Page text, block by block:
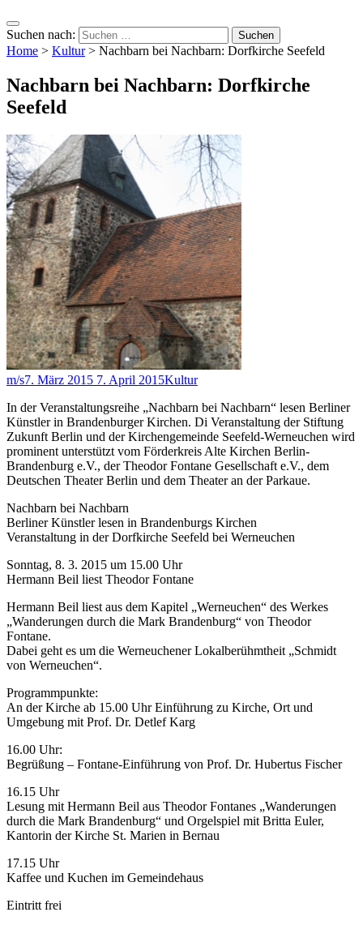
Suchen nach:
Home > Kultur> Nachbarn bei Nachbarn: Dorfkirche Seefeld
Nachbarn bei Nachbarn: Dorfkirche
Seefeld
m/s7. März 2015 7. April 2015Kultur
In der Veranstaltungsreihe „Nachbarn bei Nachbarn“ lesen Berliner
Künstler in Brandenburger Kirchen. Di Veranstaltung der Stiftung
Zukunft Berlin und der Kirchengemeinde Seefeld-Werneuchen wird
prominent unterstützt vom Förderkreis Alte Kirchen Berlin-
Brandenburg e.V., der Theodor Fontane Gesellschaft e.V., dem
Deutschen Theater Berlin und dem Theater an der Parkaue.
Nachbarn bei Nachbarn
Berliner Künstler lesen in Brandenburgs Kirchen
Veranstaltung in der Dorfkirche Seefeld bei Werneuchen
Sonntag, 8. 3. 2015 um 15.00 Uhr
Hermann Beil liest Theodor Fontane
Hermann Beil liest aus dem Kapitel „Werneuchen“ des Werkes
„Wanderungen durch die Mark Brandenburg“ von Theodor
Fontane.
Dabei geht es um die Werneuchener Lokalberühmtheit „Schmidt
von Werneuchen“.
Programmpunkte:
An der Kirche ab 15.00 Uhr Einführung zu Kirche, Ort und
Umgebung mit Prof. Dr. Detlef Karg
16.00 Uhr:
Begrüßung – Fontane-Einführung von Prof. Dr. Hubertus Fischer
16.15 Uhr
Lesung mit Hermann Beil aus Theodor Fontanes „Wanderungen
durch die Mark Brandenburg“ und Orgelspiel mit Britta Euler,
Kantorin der Kirche St. Marien in Bernau
17.15 Uhr
Kaffee und Kuchen im Gemeindehaus
Eintritt frei